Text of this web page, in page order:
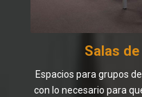
Salas
Espacios para grupos
con lo necesario para